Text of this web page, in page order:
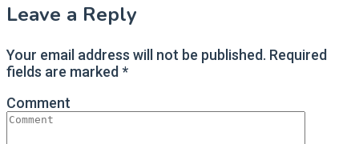
Leave a Reply
Your email address will not be published. Required
fields are marked *
Comment